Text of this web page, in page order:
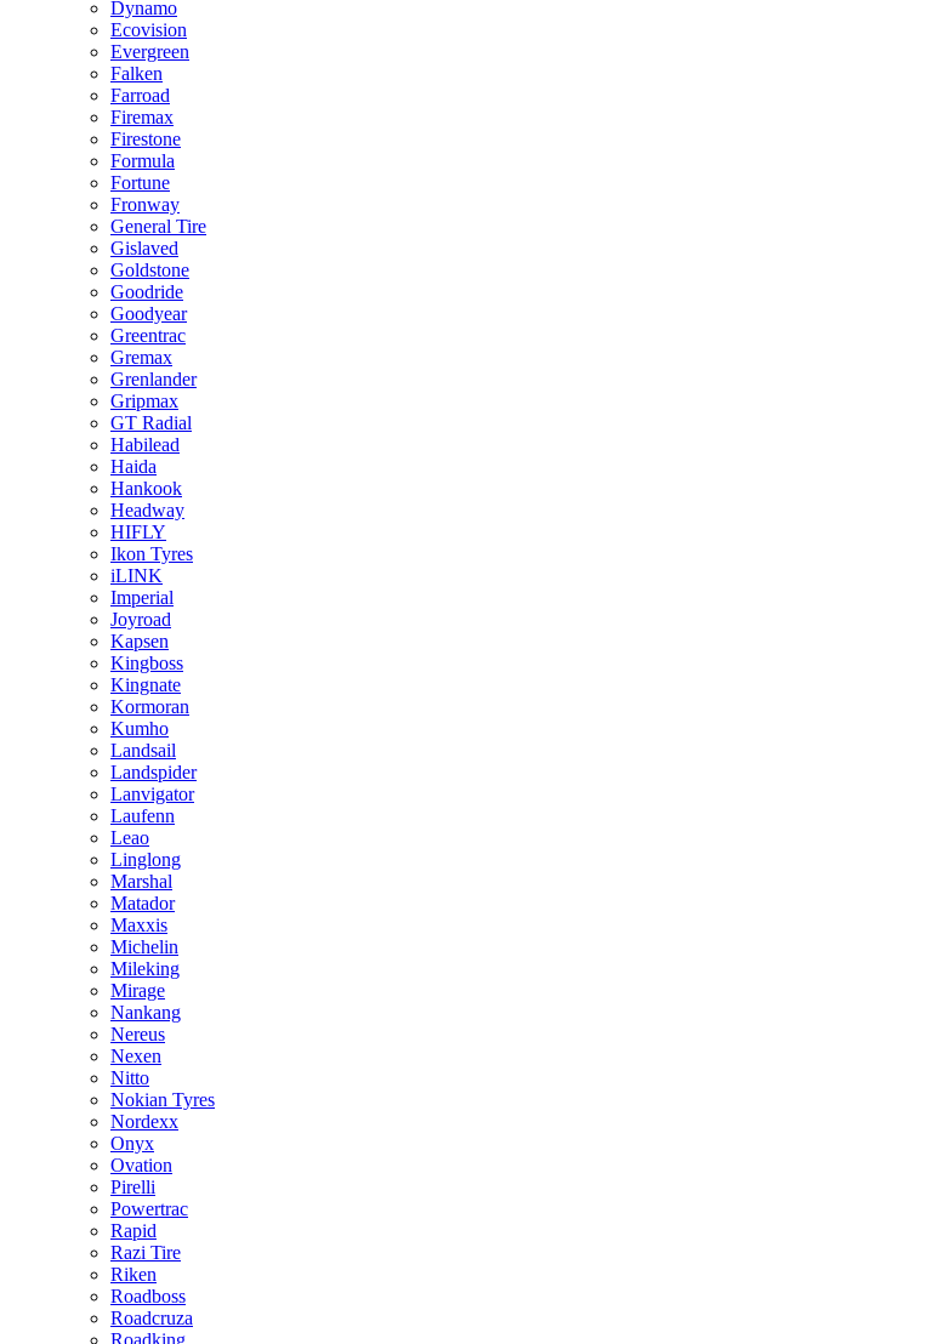
Dynamo
Ecovision
Evergreen
Falken
Farroad
Firemax
Firestone
Formula
Fortune
Fronway
General Tire
Gislaved
Goldstone
Goodride
Goodyear
Greentrac
Gremax
Grenlander
Gripmax
GT Radial
Habilead
Haida
Hankook
Headway
HIFLY
Ikon Tyres
iLINK
Imperial
Joyroad
Kapsen
Kingboss
Kingnate
Kormoran
Kumho
Landsail
Landspider
Lanvigator
Laufenn
Leao
Linglong
Marshal
Matador
Maxxis
Michelin
Mileking
Mirage
Nankang
Nereus
Nexen
Nitto
Nokian Tyres
Nordexx
Onyx
Ovation
Pirelli
Powertrac
Rapid
Razi Tire
Riken
Roadboss
Roadcruza
Roadking